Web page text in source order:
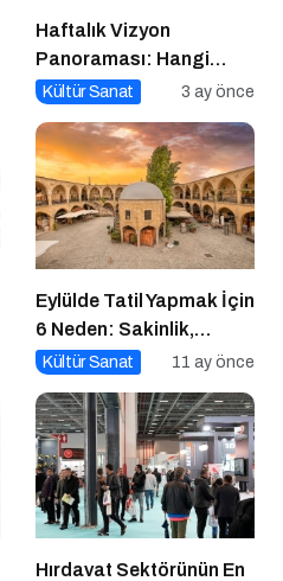
Haftalık Vizyon
Panoraması: Hangi
Filmi İzlemeli?
Kültür Sanat 3 ay önce
Eylülde Tatil Yapmak İçin
6 Neden: Sakinlik,
Ekonomi ve Keyif Bir
Kültür Sanat 11 ay önce
Hırdavat Sektörünün En